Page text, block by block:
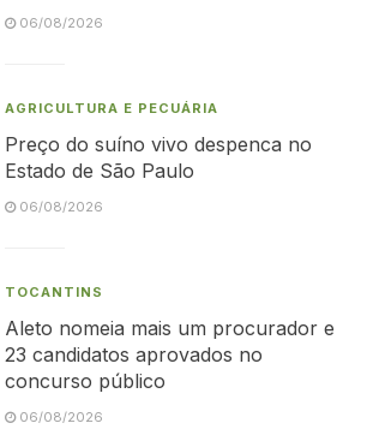
06/08/2026
AGRICULTURA E PECUÁRIA
Preço do suíno vivo despenca no
Estado de São Paulo
06/08/2026
TOCANTINS
Aleto nomeia mais um procurador e
23 candidatos aprovados no
concurso público
06/08/2026